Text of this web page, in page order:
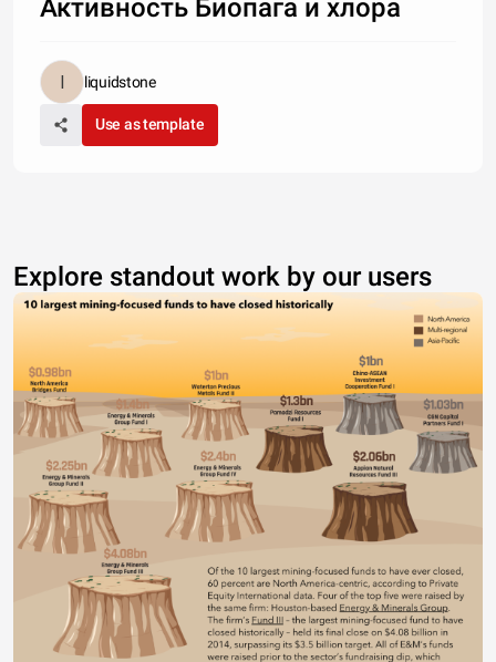
Активность Биопага и хлора
liquidstone
Use as template
Explore standout work by our users